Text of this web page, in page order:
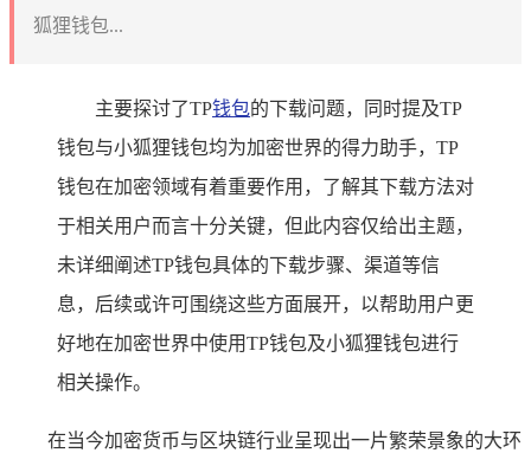
狐狸钱包...
主要探讨了TP钱包的下载问题，同时提及TP
钱包与小狐狸钱包均为加密世界的得力助手，TP
钱包在加密领域有着重要作用，了解其下载方法对
于相关用户而言十分关键，但此内容仅给出主题，
未详细阐述TP钱包具体的下载步骤、渠道等信
息，后续或许可围绕这些方面展开，以帮助用户更
好地在加密世界中使用TP钱包及小狐狸钱包进行
相关操作。
在当今加密货币与区块链行业呈现出一片繁荣景象的大环